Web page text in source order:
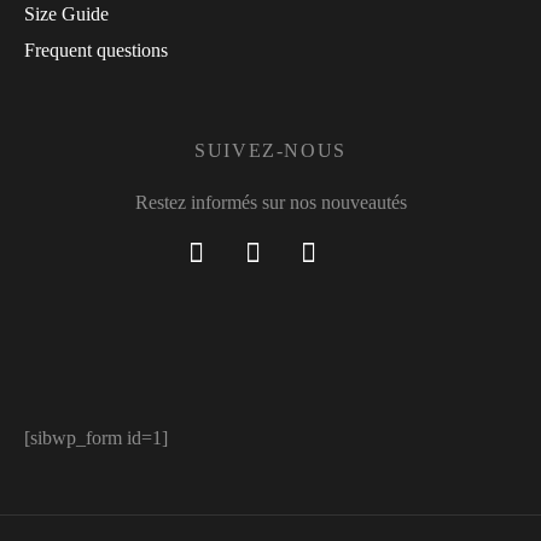
Size Guide
Frequent questions
SUIVEZ-NOUS
Restez informés sur nos nouveautés
[sibwp_form id=1]